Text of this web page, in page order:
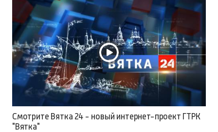
Смотрите Вятка 24 - новый интернет-проект ГТРК
"Вятка"